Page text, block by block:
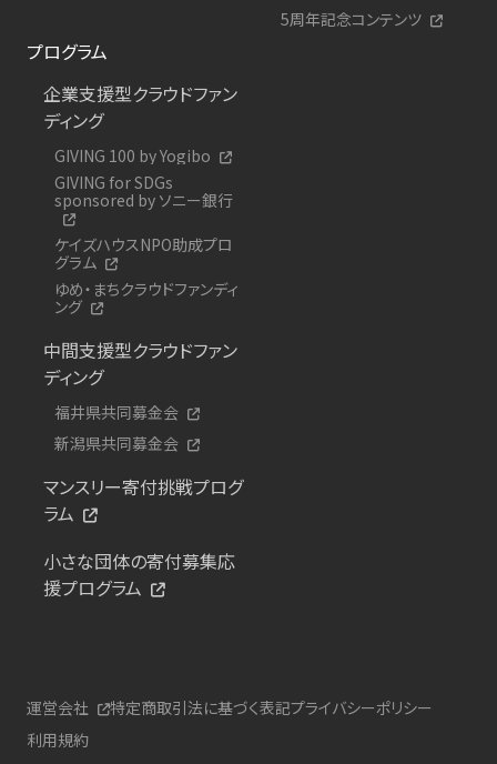
5周年記念コンテンツ
プログラム
企業支援型クラウドファン
ディング
GIVING 100 by Yogibo
GIVING for SDGs
sponsored by ソニー銀行
ケイズハウスNPO助成プロ
グラム
ゆめ・まちクラウドファンディ
ング
中間支援型クラウドファン
ディング
福井県共同募金会
新潟県共同募金会
マンスリー寄付挑戦プログ
ラム
小さな団体の寄付募集応
援プログラム
運営会社 特定商取引法に基づく表記プライバシーポリシー
利用規約